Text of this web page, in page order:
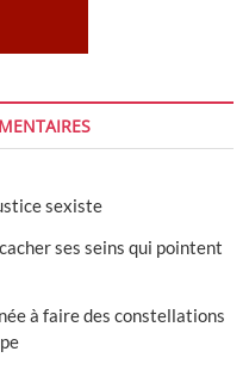
sexiste
ses seins qui pointent
à faire des constellations